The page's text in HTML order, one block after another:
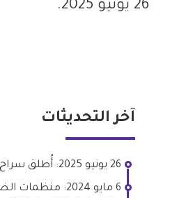
26 يونيو 2025.
آخر التحديثات
26 يونيو 2025: أُطلق سراح الخطيب.
6 مايو 2024: